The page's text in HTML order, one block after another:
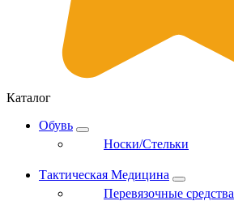
Каталог
Обувь
Носки/Стельки
Тактическая Медицина
Перевязочные средства